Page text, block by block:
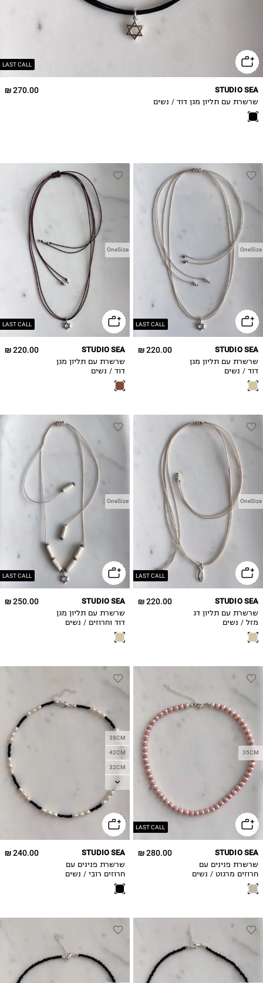
LAST CALL
270.00 ₪ STUDIO SEA
שרשרת עם תליון מגן דוד / נשים
LAST CALL
OneSize
220.00 ₪ STUDIO SEA
שרשרת עם תליון מגן
דוד / נשים
LAST CALL
OneSize
220.00 ₪ STUDIO SEA
שרשרת עם תליון מגן
דוד / נשים
LAST CALL
OneSize
220.00 ₪ STUDIO SEA
שרשרת עם תליון דג
מזל / נשים
LAST CALL
OneSize
250.00 ₪ STUDIO SEA
שרשרת עם תליון מגן
דוד וחרוזים / נשים
LAST CALL
35CM
280.00 ₪ STUDIO SEA
שרשרת פנינים עם
חרוזים מרגוט / נשים
38CM
42CM
32CM
35CM
240.00 ₪ STUDIO SEA
שרשרת פנינים עם
חרוזים רובי / נשים